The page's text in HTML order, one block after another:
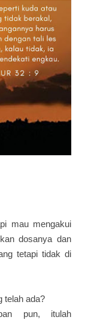
mau mengakui
dosanya dan
tetapi tidak di
telah ada?
pun, itulah